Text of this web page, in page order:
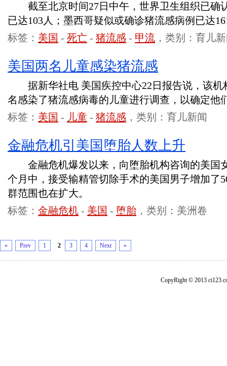
截至北京时间27日中午，世界卫生组织已确
已达103人；墨西哥疑似或确诊猪流感病例已达
标签： 美国 - 死亡 - 猪流感 - 甲流 ，类别：育儿
美国两名儿童感染猪流感
据新华社电 美国疾控中心22日报告说，该机
名感染了猪流感病毒的儿童进行调查，以确定他
标签： 美国 - 儿童 - 猪流感 ，类别：育儿新闻
金融危机引美国堕胎人数上升
金融危机爆发以来，向堕胎机构咨询的美国
个月中，接受输精管切除手术的美国男子增加了
群范围也在扩大。
标签： 金融危机 - 美国 - 堕胎 ，类别：美洲卷
« Prev 1 2 3 4 Next »
CopyRight © 2013